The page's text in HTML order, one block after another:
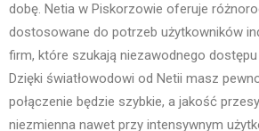
dobę. Netia w Piskorzowie oferuje
dostosowane do potrzeb użytkowników
firm, które szukają niezawodnego
Dzięki światłowodowi od Netii masz
połączenie będzie szybkie, a jakość
niezmienna nawet przy intensywnym